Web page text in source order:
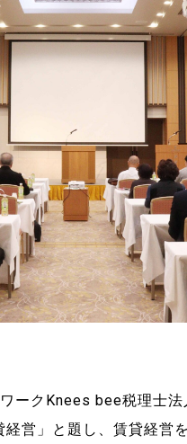
ークKnees bee税理士
営」と題し、賃貸経営